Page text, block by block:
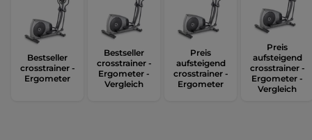
Bestseller
crosstrainer -
Ergometer
Bestseller
crosstrainer -
Ergometer -
Vergleich
Preis
aufsteigend
crosstrainer -
Ergometer
Preis
aufsteigend
crosstrainer -
Ergometer -
Vergleich